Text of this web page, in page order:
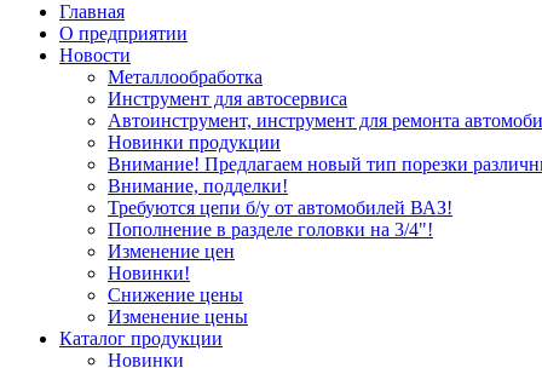
Главная
О предприятии
Новости
Металлообработка
Инструмент для автосервиса
Автоинструмент, инструмент для ремонта
Новинки продукции
Внимание! Предлагаем новый тип порезки
Внимание, подделки!
Требуются цепи б/у от автомобилей ВАЗ!
Пополнение в разделе головки на 3/4"!
Изменение цен
Новинки!
Снижение цены
Изменение цены
Каталог продукции
Новинки